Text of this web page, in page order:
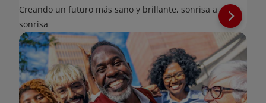
Creando un futuro más sano y brillante, sonrisa a
sonrisa